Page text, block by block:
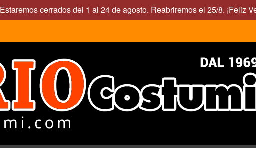
Estaremos cerrados del 1 al 24 de agosto. Reabriremos el 25/8. ¡Feliz